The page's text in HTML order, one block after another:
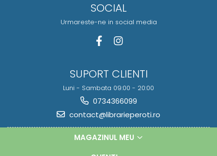
SOCIAL
Urmareste-ne in social media
SUPORT CLIENTI
Luni - Sambata 09:00 - 20:00
0734366099
contact@librarieperoti.ro
MAGAZINUL MEU